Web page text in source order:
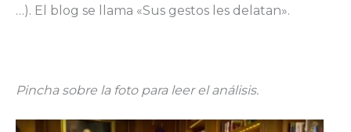
…). El blog se llama «Sus gestos les delatan».
Pincha sobre la foto para leer el análisis.